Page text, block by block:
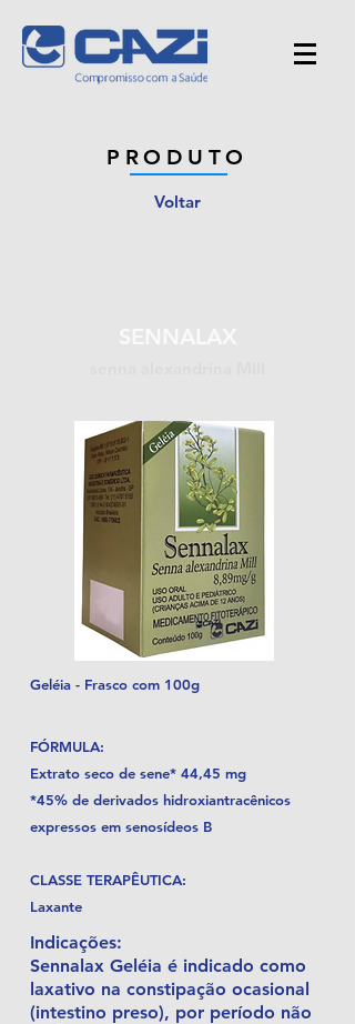
PRODUTO
Voltar
Geléia - Frasco com 100g
FÓRMULA:
Extrato seco de sene* 44,45 mg
*45% de derivados hidroxiantracênicos
expressos em senosídeos B
CLASSE TERAPÊUTICA:
Laxante
Indicações:
Sennalax Geléia é indicado como
laxativo na constipação ocasional
(intestino preso), por período não